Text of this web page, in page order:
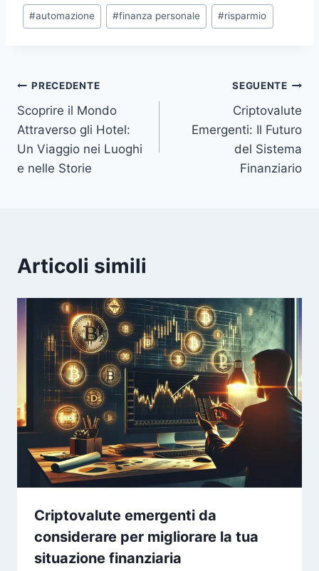
Tag
articolo:
#automazione #finanza personale #risparmio
Navigazione
articoli
PRECEDENTE
Scoprire il Mondo
Attraverso gli Hotel:
Un Viaggio nei Luoghi
e nelle Storie
SEGUENTE
Criptovalute
Emergenti: Il Futuro
del Sistema
Finanziario
Articoli simili
Criptovalute emergenti da
considerare per migliorare la tua
situazione finanziaria